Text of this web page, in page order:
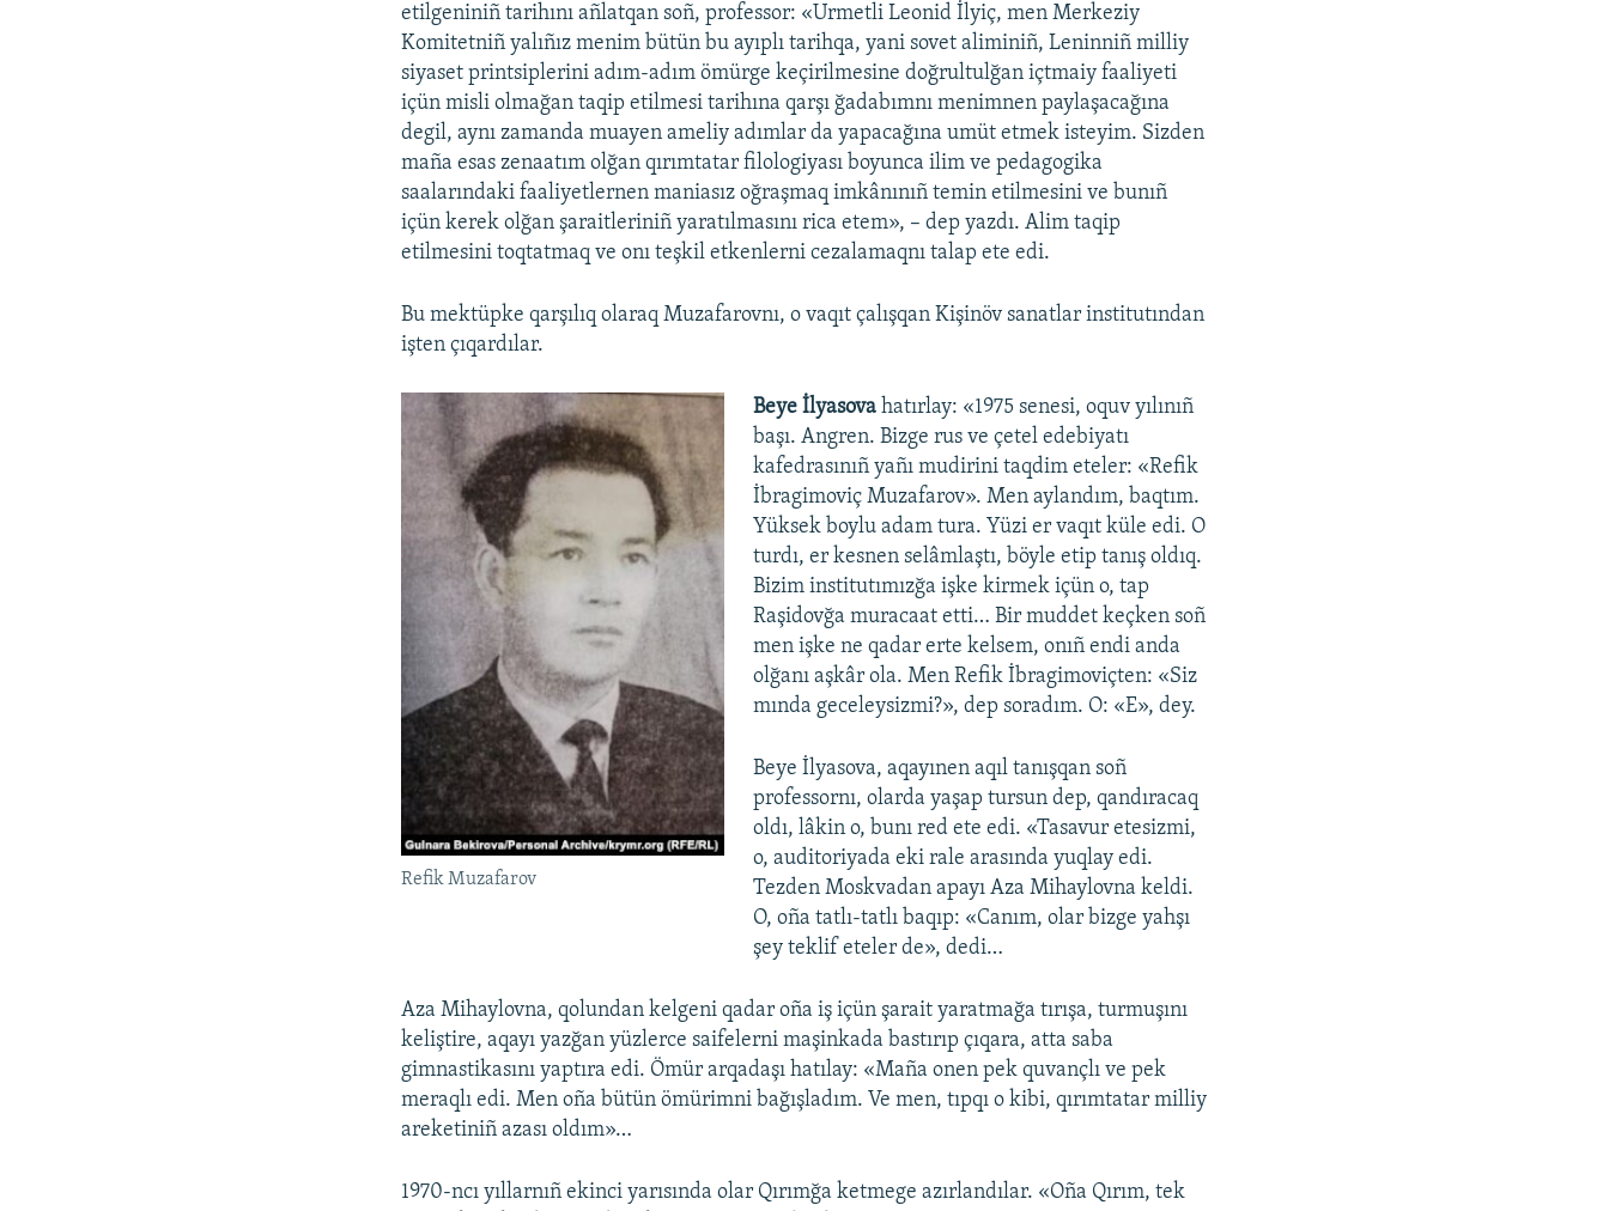
etilgeniniñ tarihını añlatqan soñ, professor: «Urmetli Leonid İlyiç, men Merkeziy
Komitetniñ yalıñız menim bütün bu ayıplı tarihqa, yani sovet aliminiñ, Leninniñ milliy
siyaset printsiplerini adım-adım ömürge keçirilmesine doğrultulğan içtmaiy faaliyeti
içün misli olmağan taqip etilmesi tarihına qarşı ğadabımnı menimnen paylaşacağına
degil, aynı zamanda muayen ameliy adımlar da yapacağına umüt etmek isteyim. Sizden
maña esas zenaatım olğan qırımtatar filologiyası boyunca ilim ve pedagogika
saalarındaki faaliyetlernen maniasız oğraşmaq imkânınıñ temin etilmesini ve bunıñ
içün kerek olğan şaraitleriniñ yaratılmasını rica etem», – dep yazdı. Alim taqip
etilmesini toqtatmaq ve onı teşkil etkenlerni cezalamaqnı talap ete edi.
Bu mektüpke qarşılıq olaraq Muzafarovnı, o vaqıt çalışqan Kişinöv sanatlar institutından
işten çıqardılar.
Refik Muzafarov
Beye İlyasovahatırlay: «1975 senesi, oquv yılınıñ
başı. Angren. Bizge rus ve çetel edebiyatı
kafedrasınıñ yañı mudirini taqdim eteler: «Refik
İbragimoviç Muzafarov». Men aylandım, baqtım.
Yüksek boylu adam tura. Yüzi er vaqıt küle edi. O
turdı, er kesnen selâmlaştı, böyle etip tanış oldıq.
Bizim institutımızğa işke kirmek içün o, tap
Raşidovğa muracaat etti… Bir muddet keçken soñ
men işke ne qadar erte kelsem, onıñ endi anda
olğanı aşkâr ola. Men Refik İbragimoviçten: «Siz
mında geceleysizmi?», dep soradım. O: «E», dey.
Beye İlyasova, aqayınen aqıl tanışqan soñ
professornı, olarda yaşap tursun dep, qandıracaq
oldı, lâkin o, bunı red ete edi. «Tasavur etesizmi,
o, auditoriyada eki rale arasında yuqlay edi.
Tezden Moskvadan apayı Aza Mihaylovna keldi.
O, oña tatlı-tatlı baqıp: «Canım, olar bizge yahşı
şey teklif eteler de», dedi…
Aza Mihaylovna, qolundan kelgeni qadar oña iş içün şarait yaratmağa tırışa, turmuşını
keliştire, aqayı yazğan yüzlerce saifelerni maşinkada bastırıp çıqara, atta saba
gimnastikasını yaptıra edi. Ömür arqadaşı hatılay: «Maña onen pek quvançlı ve pek
meraqlı edi. Men oña bütün ömürimni bağışladım. Ve men, tıpqı o kibi, qırımtatar milliy
areketiniñ azası oldım»…
1970-ncı yıllarnıñ ekinci yarısında olar Qırımğa ketmege azırlandılar. «Oña Qırım, tek